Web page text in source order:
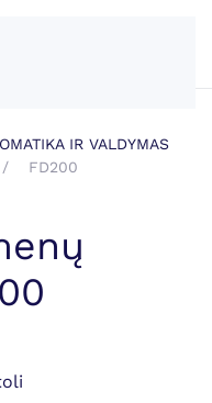
IR VALDYMAS
FD200